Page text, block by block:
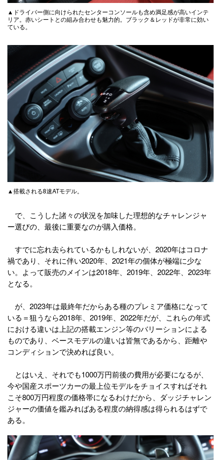
▲ドライバー側に向けられたセンターコンソールも含め満足感が高いインテ
リア。赤いシートとの組み合わせも魅力的。ブラック＆レッドが非常に効い
ている。
▲搭載される8速ATモデル。
で、こうした諸々の状況を加味した理想的なチャレンジャ
ー選びの、最後に重要なのが購入価格。
すでに忘れ去られているかもしれないが、2020年はコロナ
禍であり、それに伴い2020年、2021年の個体が極端に少な
い。よって販売のメインは2018年、2019年、2022年、2023年
となる。
が、2023年は最終年だからある種のプレミア価格になって
いる＝狙うなら2018年、2019年、2022年だが、これらの年式
における違いは上記の搭載エンジン等のバリーションによる
ものであり、ベースモデルの違いは皆無であるから、距離や
コンディションで決めれば良い。
とはいえ、それでも1000万円前後の費用が必要になるが、
今や国産スポーツカーの最上位モデルをチョイスすればそれ
こそ800万円程度の価格帯になるわけだから、ダッジチャレン
ジャーの価値を鑑みればある程度の納得感は得られるはずで
ある。